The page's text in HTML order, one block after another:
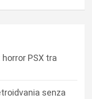
PSX tra
senza